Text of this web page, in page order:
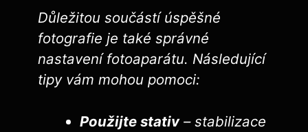
Důležitou součástí úspěšné
fotografie je také správné
nastavení fotoaparátu. Následující
tipy vám mohou pomoci:
Použijte stativ– stabilizace